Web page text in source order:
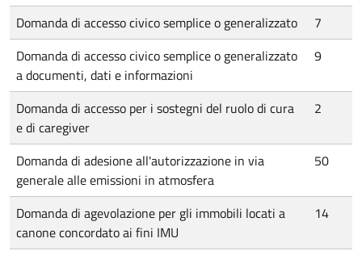
Domanda di accesso civico semplice o generalizzato
7
Domanda di accesso civico semplice o generalizzato
a documenti, dati e informazioni
9
Domanda di accesso per i sostegni del ruolo di cura
e di caregiver
2
Domanda di adesione all'autorizzazione in via
generale alle emissioni in atmosfera
50
Domanda di agevolazione per gli immobili locati a
canone concordato ai fini IMU
14